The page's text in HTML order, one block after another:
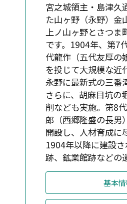
宮之城領主・島津久
た山ヶ野（永野）金
上ノ山ヶ野とさつま
です。1904年、第7
代龍作（五代友厚の
を投じて大規模な近
永野に最新式の三番
さらに、胡麻目坑の
削なども実施。第8
郎（西郷隆盛の長男
開設し、人材育成に
1904年以降に建設
跡、鉱業館跡などの
基本